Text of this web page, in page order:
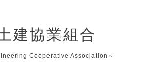
建協業組合
Cooperative Association～